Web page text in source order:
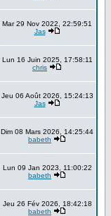
Mar 29 Nov 2022, 22:59:51
Jas
Lun 16 Juin 2025, 17:58:11
chris
Jeu 06 Août 2026, 15:24:13
Jas
Dim 08 Mars 2026, 14:25:44
babeth
Lun 09 Jan 2023, 11:00:22
babeth
Jeu 26 Fév 2026, 18:42:18
babeth